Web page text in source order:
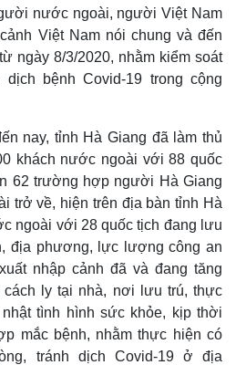
nước ngoài, người Việt Nam
Việt Nam nói chung và đến
ngày 8/3/2020, nhằm kiểm soát
bệnh Covid-19 trong cộng
nay, tỉnh Hà Giang đã làm thủ
khách nước ngoài với 88 quốc
62 trường hợp người Hà Giang
trở về, hiện trên địa bàn tỉnh Hà
ngoài với 28 quốc tịch đang lưu
địa phương, lực lượng công an
nhập cảnh đã và đang tăng
ly tại nhà, nơi lưu trú, thực
tình hình sức khỏe, kịp thời
mắc bệnh, nhằm thực hiện có
tránh dịch Covid-19 ở địa